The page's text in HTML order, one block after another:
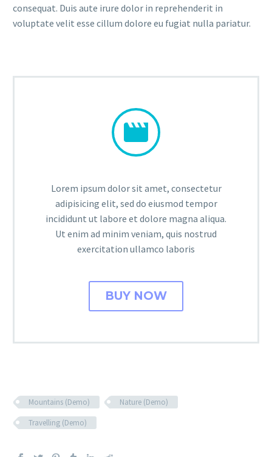
consequat. Duis aute irure dolor in reprehenderit in
voluptate velit esse cillum dolore eu fugiat nulla pariatur.


Lorem ipsum dolor sit amet, consectetur
adipisicing elit, sed do eiusmod tempor
incididunt ut labore et dolore magna aliqua.
Ut enim ad minim veniam, quis nostrud
exercitation ullamco laboris
BUY NOW
Mountains (Demo)
Nature (Demo)
Travelling (Demo)